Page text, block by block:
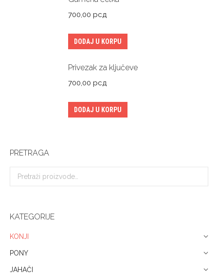
700,00 рсд
DODAJ U KORPU
Privezak za ključeve
700,00 рсд
DODAJ U KORPU
PRETRAGA
KATEGORIJE
KONJI
PONY
JAHAČI